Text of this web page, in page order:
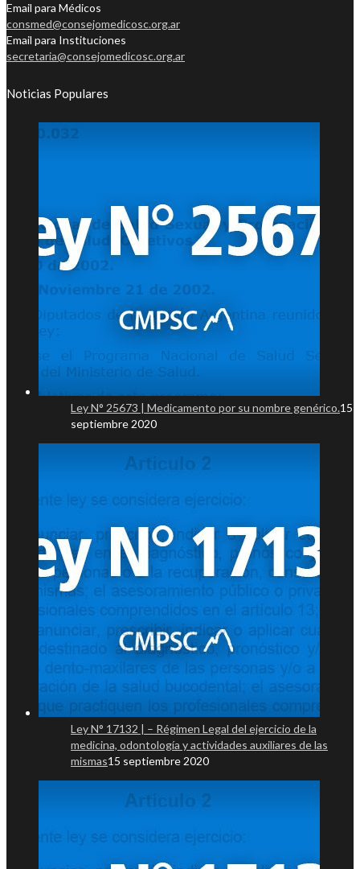
Email para Médicos
consmed@consejomedicosc.org.ar
Email para Instituciones
secretaria@consejomedicosc.org.ar
Noticias Populares
Ley N° 25673 | Medicamento por su nombre genérico.15
septiembre 2020
Ley N° 17132 | – Régimen Legal del ejercicio de la
medicina, odontología y actividades auxiliares de las
mismas15 septiembre 2020